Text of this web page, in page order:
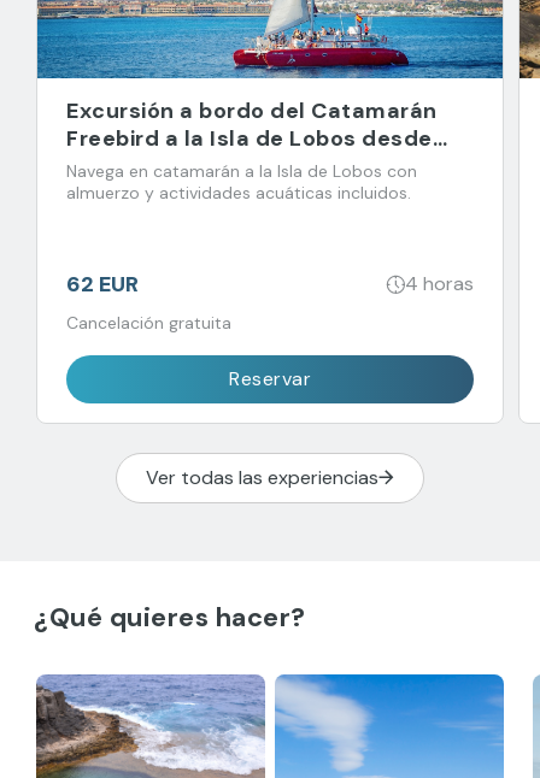
Excursión a bordo del Catamarán
Freebird a la Isla de Lobos desde
Corralejo
Navega en catamarán a la Isla de Lobos con
almuerzo y actividades acuáticas incluidos.
62 EUR 4 horas
Cancelación gratuita
Reservar
Ver todas las experiencias
¿Qué quieres hacer?